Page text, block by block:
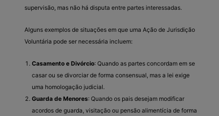
supervisão, mas não há disputa entre partes interessadas.
Alguns exemplos de situações em que uma Ação de Jurisdição
Voluntária pode ser necessária incluem:
Casamento e Divórcio: Quando as partes concordam em se
casar ou se divorciar de forma consensual, mas a lei exige
uma homologação judicial.
Guarda de Menores: Quando os pais desejam modificar
acordos de guarda, visitação ou pensão alimentícia de forma